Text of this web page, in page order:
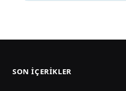
SON İÇERIKLER